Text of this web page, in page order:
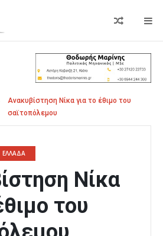
Ανακυβίστηση Νίκα για το έθιμο του
σαϊτοπόλεμου
ΕΛΛΑΔΑ
Νίκα
του